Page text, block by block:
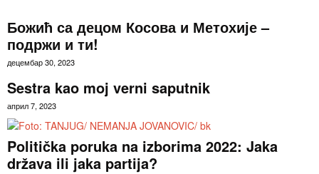
Божић са децом Косова и Метохије –
подржи и ти!
децембар 30, 2023
Sestra kao moj verni saputnik
април 7, 2023
Politička poruka na izborima 2022: Jaka
država ili jaka partija?